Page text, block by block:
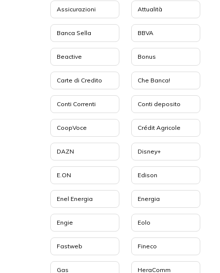
Assicurazioni Attualità
Banca Sella BBVA
Beactive Bonus
Carte di Credito Che Banca!
Conti Correnti Conti deposito
CoopVoce Crédit Agricole
DAZN Disney+
E.ON Edison
Enel Energia Energia
Engie Eolo
Fastweb Fineco
Gas HeraComm